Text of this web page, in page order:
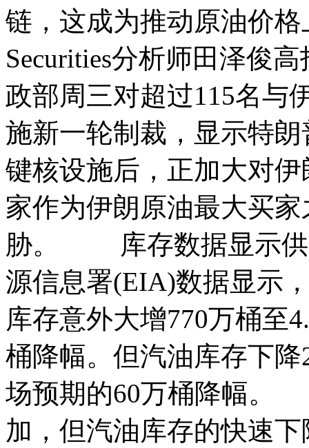
链，这成为推动原油价
Securities分析师田泽
政部周三对超过115名与
施新一轮制裁，显示特
键核设施后，正加大对
家作为伊朗原油最大买
胁。 库存数据显示供
源信息署(EIA)数据显示
库存意外大增770万桶至
桶降幅。但汽油库存下
场预期的60万桶降幅
加，但汽油库存的快速